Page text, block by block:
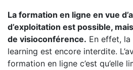
La formation en ligne en vue
d’exploitation est possible,
de visioconférence. En effet,
learning est encore interdite.
formation en ligne c’est qu’elle